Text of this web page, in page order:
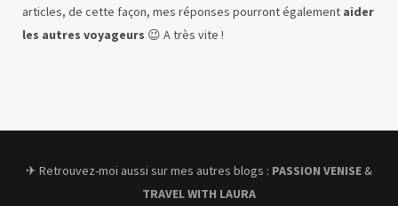
articles, de cette façon, mes réponses pourront également aider
les autres voyageurs 😉 A très vite !
✈︎ Retrouvez-moi aussi sur mes autres blogs : PASSION VENISE &
TRAVEL WITH LAURA